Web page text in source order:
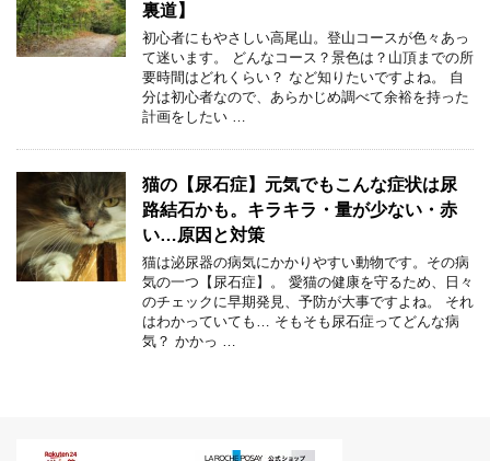
裏道】
初心者にもやさしい高尾山。登山コースが色々あっ
て迷います。 どんなコース？景色は？山頂までの所
要時間はどれくらい？ など知りたいですよね。 自
分は初心者なので、あらかじめ調べて余裕を持った
計画をしたい …
猫の【尿石症】元気でもこんな症状は尿
路結石かも。キラキラ・量が少ない・赤
い…原因と対策
猫は泌尿器の病気にかかりやすい動物です。その病
気の一つ【尿石症】。 愛猫の健康を守るため、日々
のチェックに早期発見、予防が大事ですよね。 それ
はわかっていても… そもそも尿石症ってどんな病
気？ かかっ …